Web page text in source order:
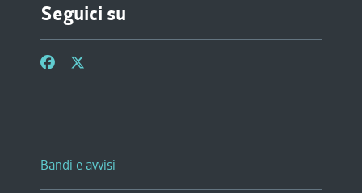
Seguici su
Bandi e avvisi